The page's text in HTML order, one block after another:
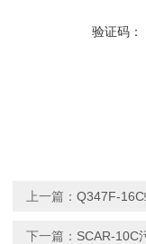
验证码：
上一篇： Q347F-
下一篇： SCAR-10C